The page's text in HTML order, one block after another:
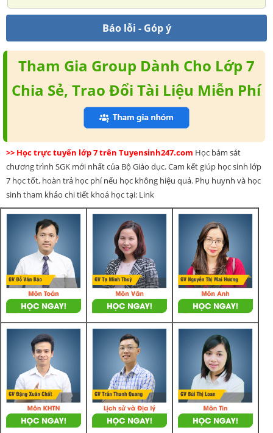
Báo lỗi - Góp ý
Tham Gia Group Dành Cho Lớp 7
Chia Sẻ, Trao Đổi Tài Liệu Miễn Phí
>> Học trực tuyến lớp 7 trên Tuyensinh247.com Học bám sát
chương trình SGK mới nhất của Bộ Giáo dục. Cam kết giúp học sinh lớp
7 học tốt, hoàn trả học phí nếu học không hiệu quả. Phụ huynh và học
sinh tham khảo chi tiết khoá học tại: Link